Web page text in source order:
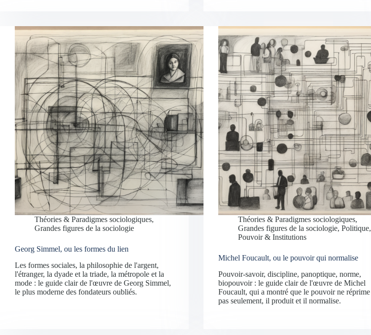
Théories & Paradigmes sociologiques,
Grandes figures de la sociologie
Georg Simmel, ou les formes du lien
Les formes sociales, la philosophie de l'argent,
l'étranger, la dyade et la triade, la métropole et la
mode : le guide clair de l'œuvre de Georg Simmel,
le plus moderne des fondateurs oubliés.
Théories & Paradigmes sociologiques,
Grandes figures de la sociologie,Politique,
Pouvoir & Institutions
Michel Foucault, ou le pouvoir qui normalise
Pouvoir-savoir, discipline, panoptique, norme,
biopouvoir : le guide clair de l'œuvre de Michel
Foucault, qui a montré que le pouvoir ne réprime
pas seulement, il produit et il normalise.